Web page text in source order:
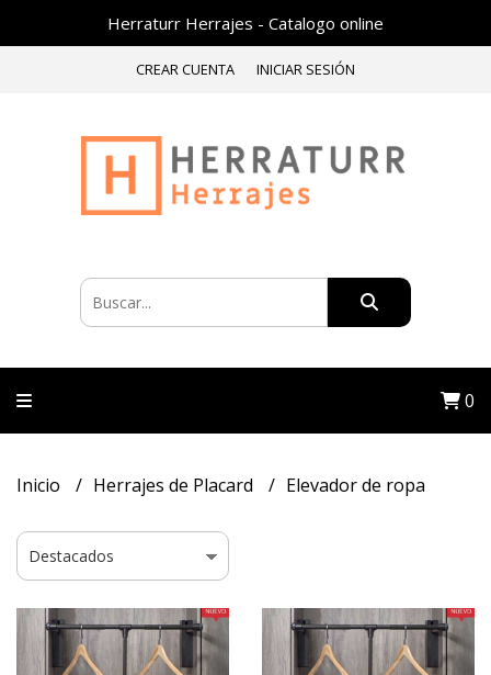
Herraturr Herrajes - Catalogo online
CREAR CUENTA INICIAR SESIÓN
0
Inicio Herrajes de Placard Elevador de ropa